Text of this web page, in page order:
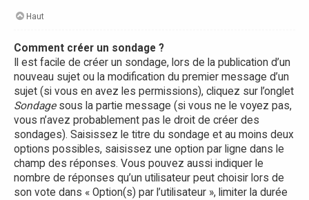
Haut
Comment créer un sondage ?
Il est facile de créer un sondage, lors de la publication d’un
nouveau sujet ou la modification du premier message d’un
sujet (si vous en avez les permissions), cliquez sur l’onglet
Sondagesous la partie message (si vous ne le voyez pas,
vous n’avez probablement pas le droit de créer des
sondages). Saisissez le titre du sondage et au moins deux
options possibles, saisissez une option par ligne dans le
champ des réponses. Vous pouvez aussi indiquer le
nombre de réponses qu’un utilisateur peut choisir lors de
son vote dans « Option(s) par l’utilisateur », limiter la durée